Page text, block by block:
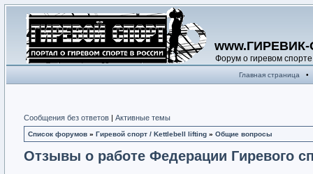
Форум о гиревом спорте
Главная страница •
Сообщения без ответов | Активные темы
Список форумов » Гиревой спорт / Kettlebell lifting » Общие вопросы
Отзывы о работе Федерации Гиревого